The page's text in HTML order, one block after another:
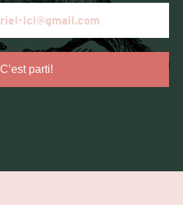
C’est parti!